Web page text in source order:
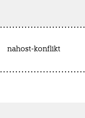
nahost-konflikt